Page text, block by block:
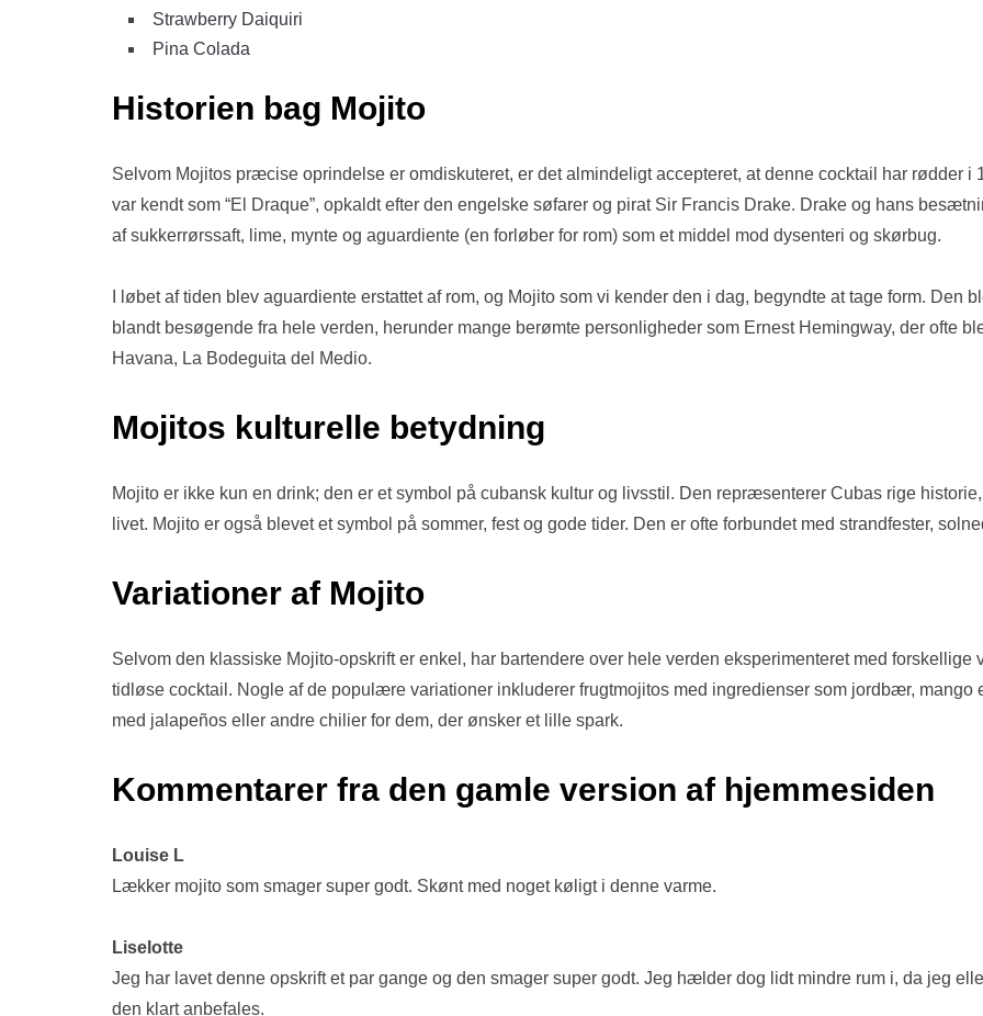
Strawberry Daiquiri
Pina Colada
Historien bag Mojito
Selvom Mojitos præcise oprindelse er omdiskuteret, er det almindeligt accepteret, at denne cocktail har rødder
var kendt som “El Draque”, opkaldt efter den engelske søfarer og pirat Sir Francis Drake. Drake og hans
af sukkerrørssaft, lime, mynte og aguardiente (en forløber for rom) som et middel mod dysenteri og skørbug.
I løbet af tiden blev aguardiente erstattet af rom, og Mojito som vi kender den i dag, begyndte at tage form. Den
blandt besøgende fra hele verden, herunder mange berømte personligheder som Ernest Hemingway, der ofte
Havana, La Bodeguita del Medio.
Mojitos kulturelle betydning
Mojito er ikke kun en drink; den er et symbol på cubansk kultur og livsstil. Den repræsenterer Cubas rige
livet. Mojito er også blevet et symbol på sommer, fest og gode tider. Den er ofte forbundet med strandfester,
Variationer af Mojito
Selvom den klassiske Mojito-opskrift er enkel, har bartendere over hele verden eksperimenteret med
tidløse cocktail. Nogle af de populære variationer inkluderer frugtmojitos med ingredienser som jordbær, mango
med jalapeños eller andre chilier for dem, der ønsker et lille spark.
Kommentarer fra den gamle version af hjemmesiden
Louise L
Lækker mojito som smager super godt. Skønt med noget køligt i denne varme.
Liselotte
Jeg har lavet denne opskrift et par gange og den smager super godt. Jeg hælder dog lidt mindre rum i, da jeg
den klart anbefales.